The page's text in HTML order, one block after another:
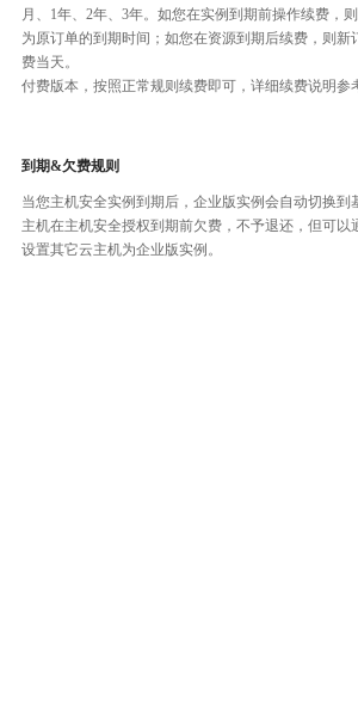
月、1年、2年、3年。如您在实例到期前操作续费，
为原订单的到期时间；如您在资源到期后续费，则新
费当天。
付费版本，按照正常规则续费即可，详细续费说明参
到期&欠费规则
当您主机安全实例到期后，企业版实例会自动切换到
主机在主机安全授权到期前欠费，不予退还，但可以
设置其它云主机为企业版实例。